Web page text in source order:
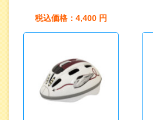
税込価格：4,400 円